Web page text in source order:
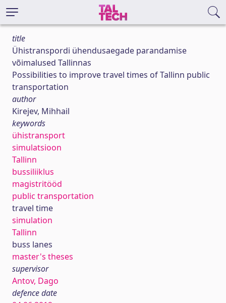
title
Ühistranspordi ühendusaegade parandamise
võimalused Tallinnas
Possibilities to improve travel times of Tallinn public
transportation
author
Kirejev, Mihhail
keywords
ühistransport
simulatsioon
Tallinn
bussiliiklus
magistritööd
public transportation
travel time
simulation
Tallinn
buss lanes
master's theses
supervisor
Antov, Dago
defence date